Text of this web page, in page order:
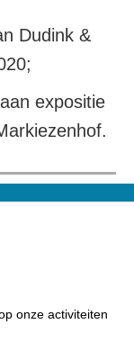
Dudink &
expositie
onze activiteiten